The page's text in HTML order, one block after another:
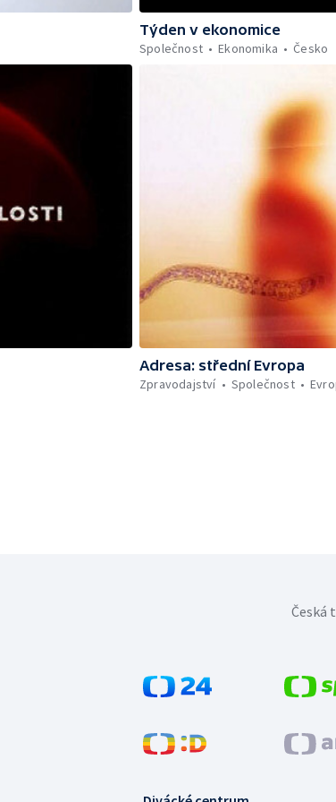
Týden v ekonomice
Společnost
Ekonomika Česko
Adresa: střední Evropa
Zpravodajství
Společnost
Česká